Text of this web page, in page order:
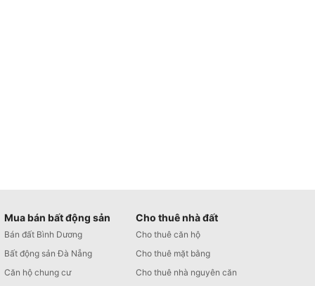
Mua bán bất động sản
Bán đất Bình Dương
Bất động sản Đà Nẵng
Căn hộ chung cư
Cho thuê nhà đất
Cho thuê căn hộ
Cho thuê mặt bằng
Cho thuê nhà nguyên căn